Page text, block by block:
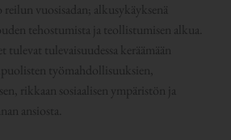
reilun vuosisadan; alkusykäyksenä
tehostumista ja teollistumisen alkua.
tulevat tulevaisuudessa keräämään
työmahdollisuuksien,
rikkaan sosiaalisen ympäristön ja
ansiosta.